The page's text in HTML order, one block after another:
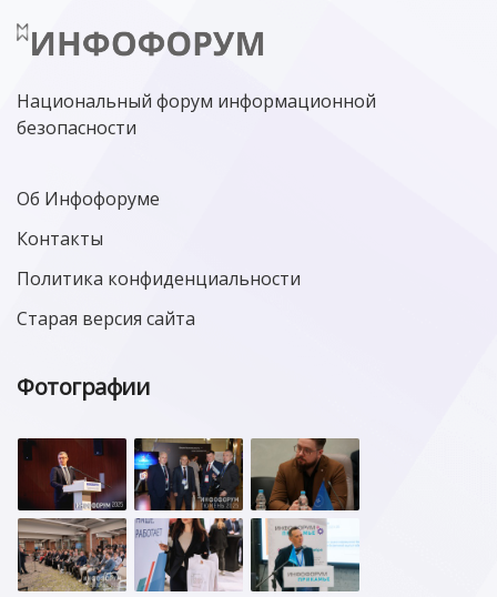
Национальный форум информационной
безопасности
Об Инфофоруме
Контакты
Политика конфиденциальности
Старая версия сайта
Фотографии